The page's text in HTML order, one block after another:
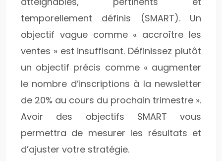
temporellement définis (SMART). Un
objectif vague comme « accroître les
ventes » est insuffisant. Définissez plutôt
un objectif précis comme « augmenter
le nombre d’inscriptions à la newsletter
de 20% au cours du prochain trimestre ».
Avoir des objectifs SMART vous
permettra de mesurer les résultats et
d’ajuster votre stratégie.